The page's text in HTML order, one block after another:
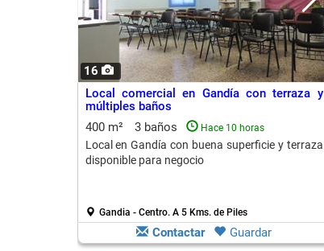
16
Local comercial en Gandía con terraza y
múltiples baños
400 m²
3 baños Hace 10 horas
Local en Gandía con buena superficie y terraza
disponible para negocio
Gandia - Centro. A 5 Kms. de Piles
Contactar Guardar